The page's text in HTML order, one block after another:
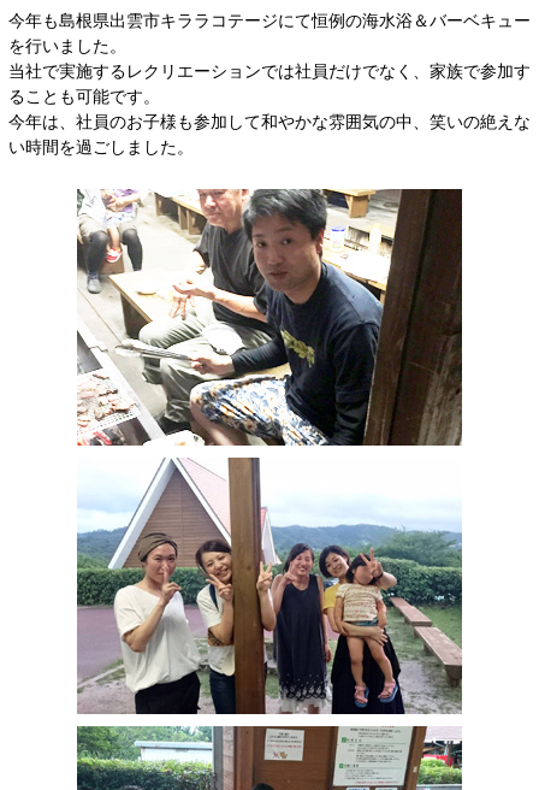
今年も島根県出雲市キララコテージにて恒例の海水浴＆バーベキュー
を行いました。
当社で実施するレクリエーションでは社員だけでなく、家族で参加す
ることも可能です。
今年は、社員のお子様も参加して和やかな雰囲気の中、笑いの絶えな
い時間を過ごしました。